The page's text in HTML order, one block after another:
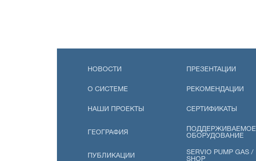
НОВОСТИ ПРЕЗЕНТАЦИИ
О СИСТЕМЕ РЕКОМЕНДАЦИИ
НАШИ ПРОЕКТЫ СЕРТИФИКАТЫ
ГЕОГРАФИЯ
ПОДДЕРЖИВАЕМОЕ
ОБОРУДОВАНИЕ
ПУБЛИКАЦИИ
SERVIO PUMP GAS /
SHOP